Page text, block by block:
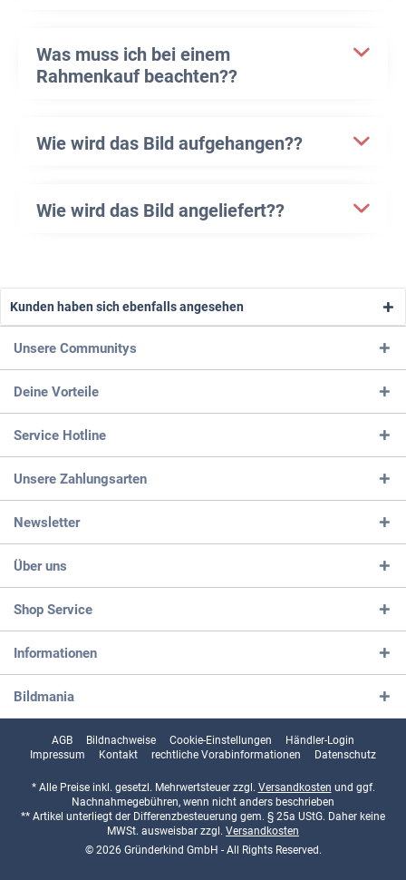
Was muss ich bei einem
Rahmenkauf beachten??
Wie wird das Bild aufgehangen??
Wie wird das Bild angeliefert??
Kunden haben sich ebenfalls angesehen
Unsere Communitys
Deine Vorteile
Service Hotline
Unsere Zahlungsarten
Newsletter
Über uns
Shop Service
Informationen
Bildmania
AGB Bildnachweise Cookie-Einstellungen
Händler-Login
Impressum
Kontakt rechtliche Vorabinformationen Datenschutz
* Alle Preise inkl. gesetzl. Mehrwertsteuer zzgl. Versandkosten und ggf.
Nachnahmegebühren, wenn nicht anders beschrieben
** Artikel unterliegt der Differenzbesteuerung gem. § 25a UStG. Daher keine
MWSt. ausweisbar zzgl. Versandkosten
© 2026 Gründerkind GmbH - All Rights Reserved.